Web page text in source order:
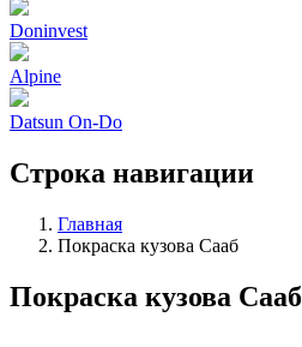
Doninvest
Alpine
Datsun On-Do
Строка навигации
Главная
Покраска кузова Сааб
Покраска кузова Сааб